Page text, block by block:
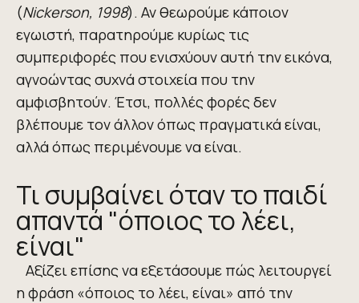
(Nickerson, 1998). Αν θεωρούμε κάποιον
εγωιστή, παρατηρούμε κυρίως τις
συμπεριφορές που ενισχύουν αυτή την εικόνα,
αγνοώντας συχνά στοιχεία που την
αμφισβητούν. Έτσι, πολλές φορές δεν
βλέπουμε τον άλλον όπως πραγματικά είναι,
αλλά όπως περιμένουμε να είναι.
Τι συμβαίνει όταν το παιδί
απαντά "όποιος το λέει,
είναι"
Αξίζει επίσης να εξετάσουμε πώς λειτουργεί
η φράση «όποιος το λέει, είναι» από την